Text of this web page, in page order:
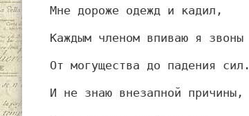
Мне дороже одежд и кадил,
Каждым членом впиваю я звоны
От могущества до падения сил.
И не знаю внезапной причины,